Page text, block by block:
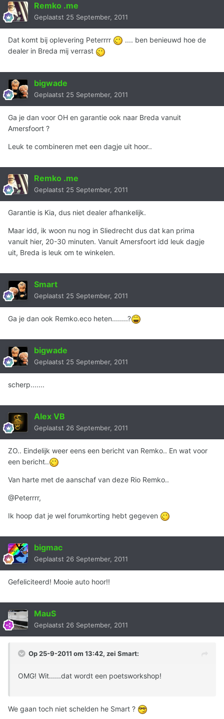
Remko .me
Geplaatst 25 September, 2011
Dat komt bij oplevering Peterrrr
.... ben benieuwd hoe de
dealer in Breda mij verrast
bigwade
Geplaatst 25 September, 2011
Ga je dan voor OH en garantie ook naar Breda vanuit
Amersfoort ?
Leuk te combineren met een dagje uit hoor..
Remko .me
Geplaatst 25 September, 2011
Garantie is Kia, dus niet dealer afhankelijk.
Maar idd, ik woon nu nog in Sliedrecht dus dat kan prima
vanuit hier, 20-30 minuten. Vanuit Amersfoort idd leuk dagje
uit, Breda is leuk om te winkelen.
Smart
Geplaatst 25 September, 2011
Ga je dan ook Remko.eco heten........?
bigwade
Geplaatst 25 September, 2011
scherp.......
Alex VB
Geplaatst 26 September, 2011
ZO.. Eindelijk weer eens een bericht van Remko.. En wat voor
een bericht..
Van harte met de aanschaf van deze Rio Remko..
@Peterrrr,
Ik hoop dat je wel forumkorting hebt gegeven
bigmac
Geplaatst 26 September, 2011
Gefeliciteerd! Mooie auto hoor!!
MauS
Geplaatst 26 September, 2011
Op 25-9-2011 om 13:42, zei Smart:
OMG! Wit......dat wordt een poetsworkshop!
We gaan toch niet schelden he Smart ?